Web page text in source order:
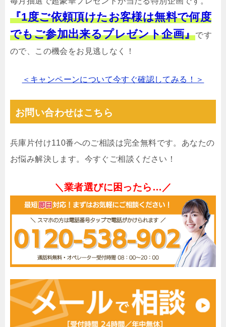
『1度ご依頼頂けたお客様は無料で何度
でもご参加出来るプレゼント企画』です
ので、この機会をお見逃しなく！
＜キャンペーンについて今すぐ確認してみる！＞
お問い合わせはこちら
兵庫片付け110番へのご相談は完全無料です。あなたの
お悩み解決します。今すぐご相談ください！
＼業者選びに困ったら…／